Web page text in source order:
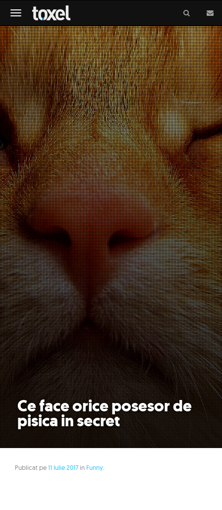
Meniu
Ce face orice posesor de
pisica in secret
Publicat pe11 Iulie 2017 in Funny.